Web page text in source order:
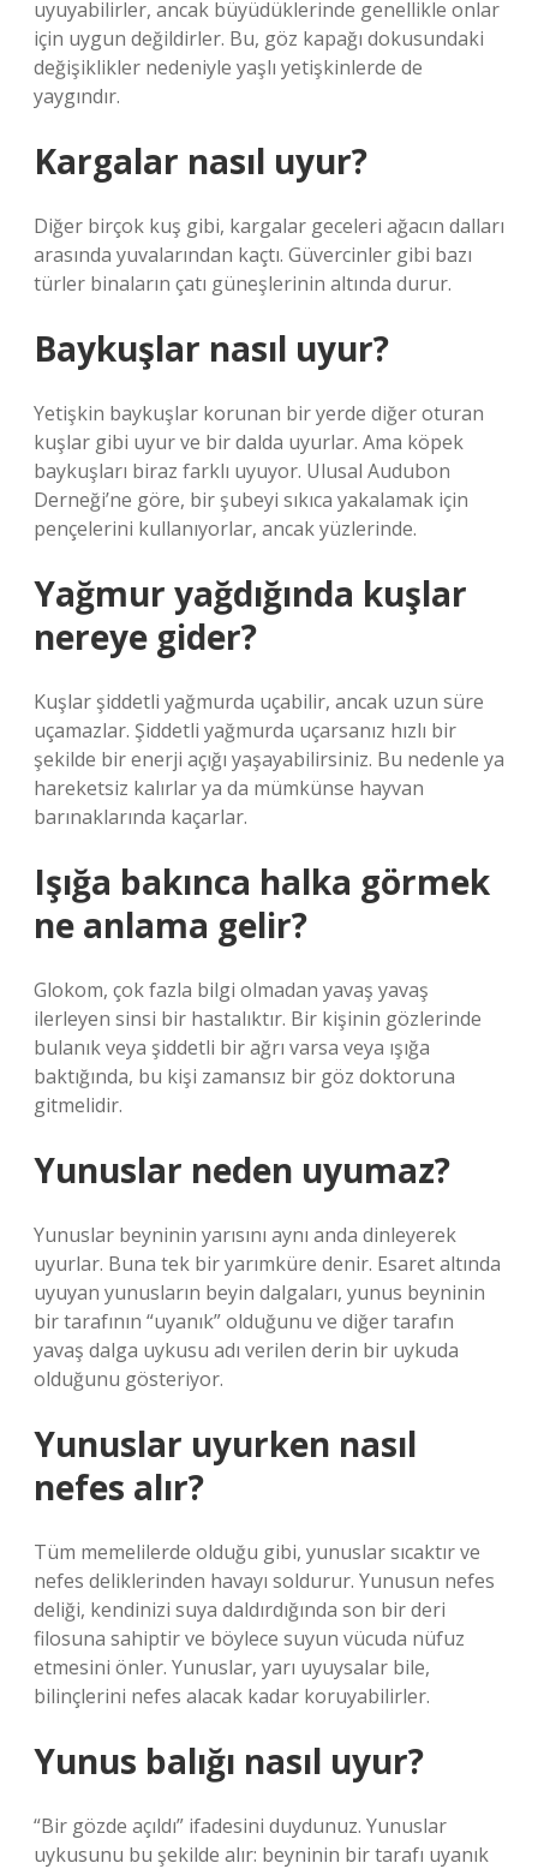
uyuyabilirler, ancak büyüdüklerinde genellikle onlar
için uygun değildirler. Bu, göz kapağı dokusundaki
değişiklikler nedeniyle yaşlı yetişkinlerde de
yaygındır.
Kargalar nasıl uyur?
Diğer birçok kuş gibi, kargalar geceleri ağacın dalları
arasında yuvalarından kaçtı. Güvercinler gibi bazı
türler binaların çatı güneşlerinin altında durur.
Baykuşlar nasıl uyur?
Yetişkin baykuşlar korunan bir yerde diğer oturan
kuşlar gibi uyur ve bir dalda uyurlar. Ama köpek
baykuşları biraz farklı uyuyor. Ulusal Audubon
Derneği’ne göre, bir şubeyi sıkıca yakalamak için
pençelerini kullanıyorlar, ancak yüzlerinde.
Yağmur yağdığında kuşlar
nereye gider?
Kuşlar şiddetli yağmurda uçabilir, ancak uzun süre
uçamazlar. Şiddetli yağmurda uçarsanız hızlı bir
şekilde bir enerji açığı yaşayabilirsiniz. Bu nedenle ya
hareketsiz kalırlar ya da mümkünse hayvan
barınaklarında kaçarlar.
Işığa bakınca halka görmek
ne anlama gelir?
Glokom, çok fazla bilgi olmadan yavaş yavaş
ilerleyen sinsi bir hastalıktır. Bir kişinin gözlerinde
bulanık veya şiddetli bir ağrı varsa veya ışığa
baktığında, bu kişi zamansız bir göz doktoruna
gitmelidir.
Yunuslar neden uyumaz?
Yunuslar beyninin yarısını aynı anda dinleyerek
uyurlar. Buna tek bir yarımküre denir. Esaret altında
uyuyan yunusların beyin dalgaları, yunus beyninin
bir tarafının “uyanık” olduğunu ve diğer tarafın
yavaş dalga uykusu adı verilen derin bir uykuda
olduğunu gösteriyor.
Yunuslar uyurken nasıl
nefes alır?
Tüm memelilerde olduğu gibi, yunuslar sıcaktır ve
nefes deliklerinden havayı soldurur. Yunusun nefes
deliği, kendinizi suya daldırdığında son bir deri
filosuna sahiptir ve böylece suyun vücuda nüfuz
etmesini önler. Yunuslar, yarı uyuysalar bile,
bilinçlerini nefes alacak kadar koruyabilirler.
Yunus balığı nasıl uyur?
“Bir gözde açıldı” ifadesini duydunuz. Yunuslar
uykusunu bu şekilde alır: beyninin bir tarafı uyanık